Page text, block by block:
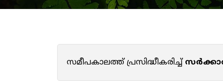
സമീപകാലത്ത് പ്രസിദ്ധീകരിച്ച്